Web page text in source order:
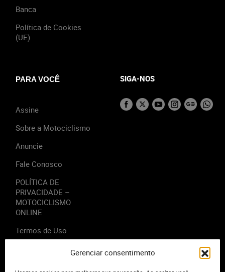
Gerenciar consentimento
Banca
Política de Cookies
(UE)
PARA VOCÊ
Assine
Sobre a Motociclismo
Anuncie
Fale Conosco
POLÍTICA DE
PRIVACIDADE –
MOTOCICLISMO
ONLINE
Termos de Uso
SIGA-NOS